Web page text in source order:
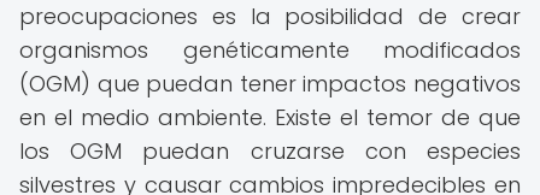
preocupaciones es la posibilidad de crear
organismos genéticamente modificados
(OGM) que puedan tener impactos negativos
en el medio ambiente. Existe el temor de que
los OGM puedan cruzarse con especies
silvestres y causar cambios impredecibles en